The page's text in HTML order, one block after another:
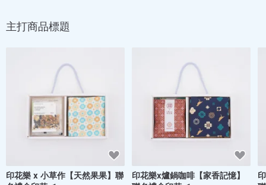
主打商品標題
印花樂 x 小草作【天然果果】聯
印花樂x爐鍋咖啡【家香記憶】